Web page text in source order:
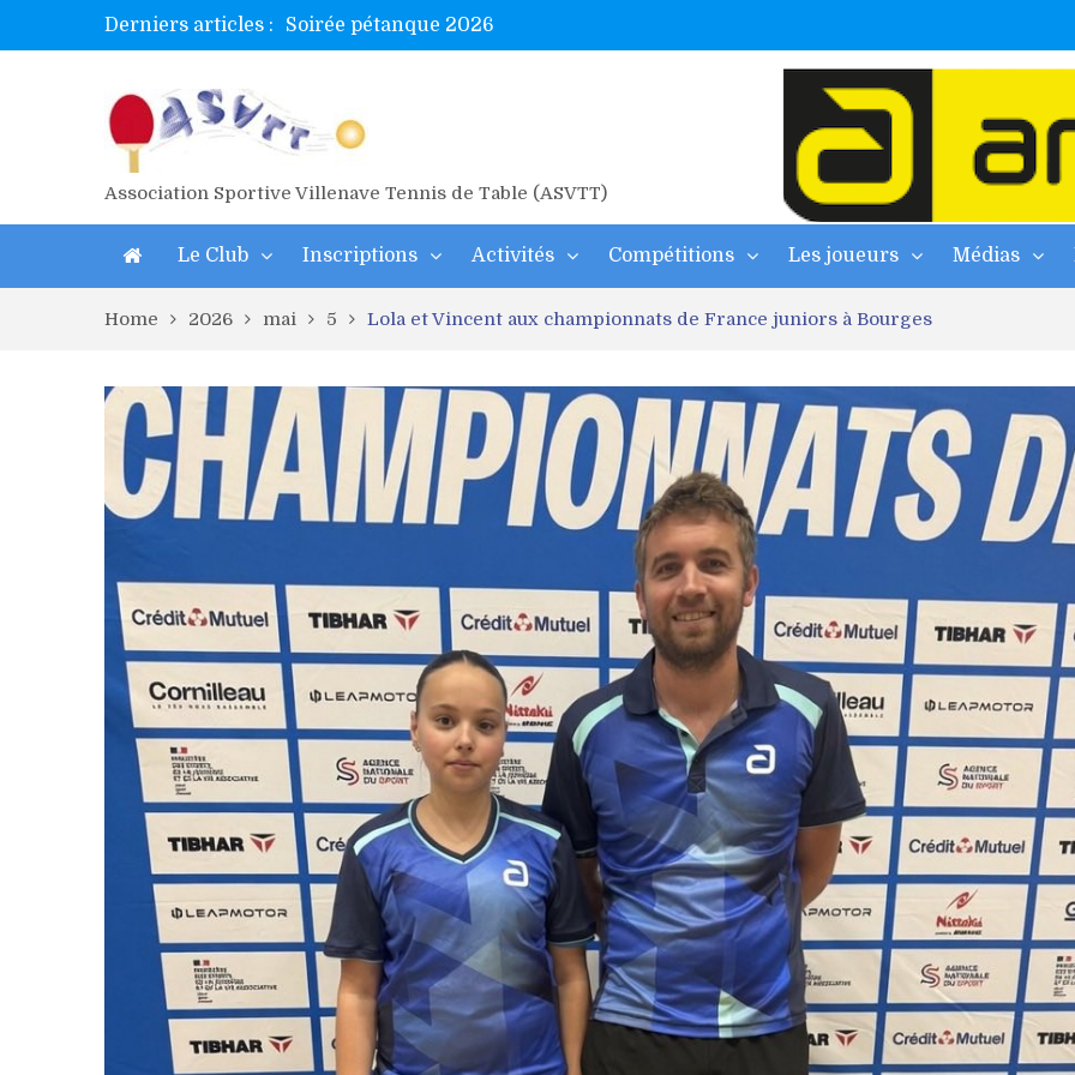
Derniers articles :
Soirée pétanque 2026
Tetelle et Wawa en bretagne
Les 4 mousquetaires au 24h d’albi
Association Sportive Villenave Tennis de Table (ASVTT)
Le Club Inscriptions Activités Compétitions Les joueurs Médias
Home 2026 mai 5 Lola et Vincent aux championnats de France juniors à Bourges